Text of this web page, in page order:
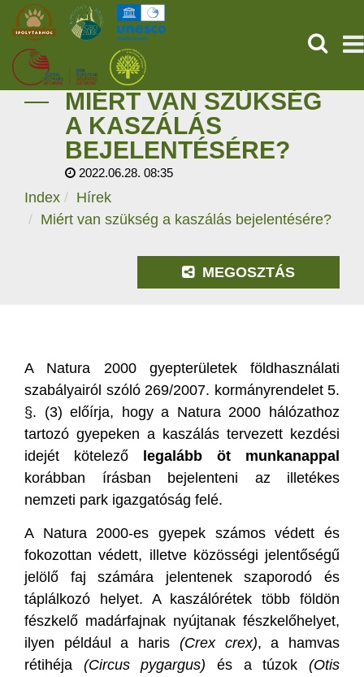
KEZDŐOLDAL
ŐSVILÁGI POMPEJI
SZOLGÁLTATÁSOK
MIÉRT VAN SZÜKSÉG
A KASZÁLÁS
BEJELENTÉSÉRE?
2022.06.28. 08:35
Index
Hírek
Miért van szükség a kaszálás bejelentésére?
MEGOSZTÁS
A Natura 2000 gyepterületek földhasználati
szabályairól szóló 269/2007. kormányrendelet 5.
§. (3) előírja, hogy a Natura 2000 hálózathoz
tartozó gyepeken a kaszálás tervezett kezdési
idejét kötelező legalább öt munkanappal
korábban írásban bejelenteni az illetékes
nemzeti park igazgatóság felé.
A Natura 2000-es gyepek számos védett és
fokozottan védett, illetve közösségi jelentőségű
jelölő faj számára jelentenek szaporodó és
táplálkozó helyet. A kaszálórétek több földön
fészkelő madárfajnak nyújtanak fészkelőhelyet,
ilyen például a haris (Crex crex), a hamvas
rétihéja (Circus pygargus) és a túzok(Otis